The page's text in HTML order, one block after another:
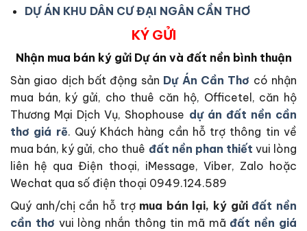
DỰ ÁN KHU DÂN CƯ ĐẠI NGÂN CẦN THƠ
KÝ GỬI
Nhận mua bán ký gửi Dự án và đất nền bình thuận
Sàn giao dịch bất động sản Dự Án Cần Thơ có nhận
mua bán, ký gửi, cho thuê căn hộ, Officetel, căn hộ
Thương Mại Dịch Vụ, Shophouse dự án đất nền cần
thơ giá rẽ. Quý Khách hàng cần hỗ trợ thông tin về
mua bán, ký gửi, cho thuê đất nền phan thiết vui lòng
liên hệ qua Điện thoại, iMessage, Viber, Zalo hoặc
Wechat qua số điện thoại 0949.124.589
Quý anh/chị cần hỗ trợ mua bán lại, ký gửiđất nền
cần thơ vui lòng nhắn thông tin mã mãđất nền giá